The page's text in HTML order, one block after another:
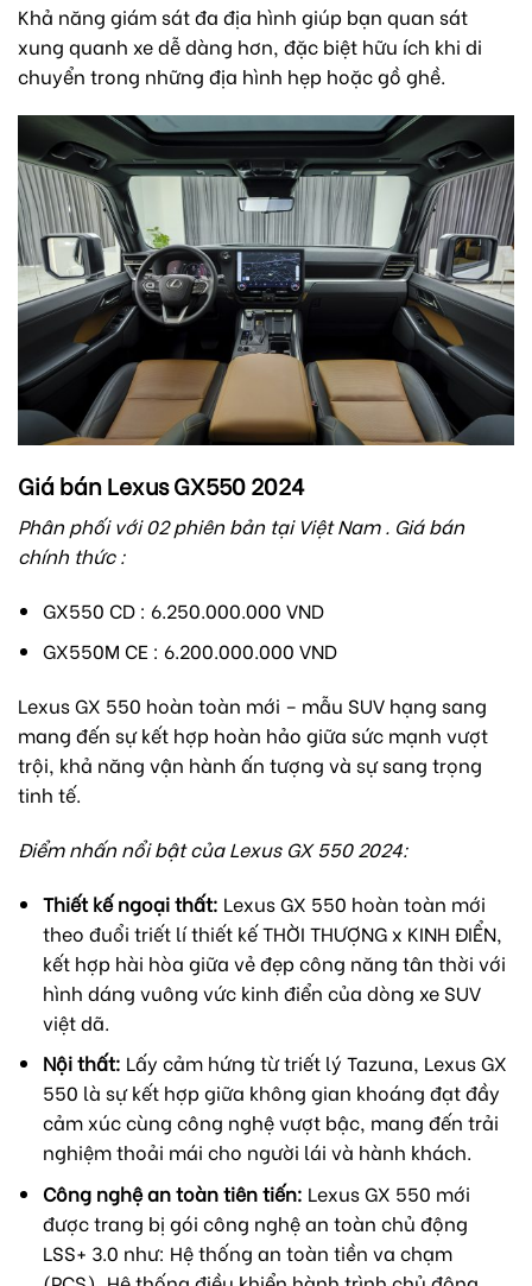
Khả năng giám sát đa địa hình giúp bạn quan sát
xung quanh xe dễ dàng hơn, đặc biệt hữu ích khi di
chuyển trong những địa hình hẹp hoặc gồ ghề.
Giá bán Lexus GX550 2024
Phân phối với 02 phiên bản tại Việt Nam . Giá bán
chính thức :
GX550 CD : 6.250.000.000 VND
GX550M CE : 6.200.000.000 VND
Lexus GX 550 hoàn toàn mới – mẫu SUV hạng sang
mang đến sự kết hợp hoàn hảo giữa sức mạnh vượt
trội, khả năng vận hành ấn tượng và sự sang trọng
tinh tế.
Điểm nhấn nổi bật của Lexus GX 550 2024:
Thiết kế ngoại thất: Lexus GX 550 hoàn toàn mới
theo đuổi triết lí thiết kế THỜI THƯỢNG x KINH ĐIỂN,
kết hợp hài hòa giữa vẻ đẹp công năng tân thời với
hình dáng vuông vức kinh điển của dòng xe SUV
việt dã.
Nội thất: Lấy cảm hứng từ triết lý Tazuna, Lexus GX
550 là sự kết hợp giữa không gian khoáng đạt đầy
cảm xúc cùng công nghệ vượt bậc, mang đến trải
nghiệm thoải mái cho người lái và hành khách.
Công nghệ an toàn tiên tiến: Lexus GX 550 mới
được trang bị gói công nghệ an toàn chủ động
LSS+ 3.0 như: Hệ thống an toàn tiền va chạm